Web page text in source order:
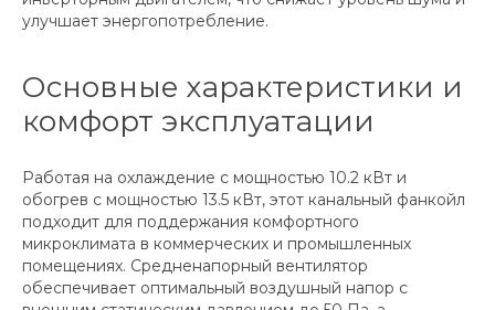
улучшает энергопотребление.
Основные характеристики и
комфорт эксплуатации
Работая на охлаждение с мощностью 10.2 кВт и
обогрев с мощностью 13.5 кВт, этот канальный фанкойл
подходит для поддержания комфортного
микроклимата в коммерческих и промышленных
помещениях. Средненапорный вентилятор
обеспечивает оптимальный воздушный напор с